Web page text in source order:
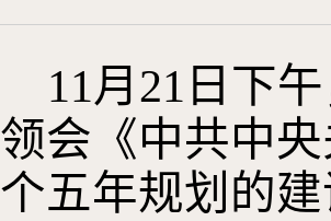
11月21日下
领会《中共中
个五年规划的